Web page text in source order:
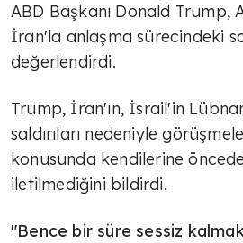
ABD Başkanı Donald Trump,
İran'la anlaşma sürecindeki
değerlendirdi.
Trump, İran'ın, İsrail'in
saldırıları nedeniyle
konusunda kendilerine
iletilmediğini bildirdi.
"Bence bir süre sessiz